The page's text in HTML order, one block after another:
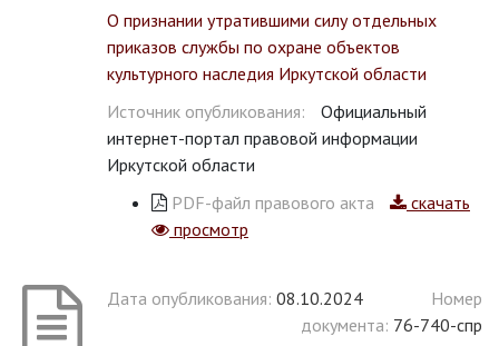
О признании утратившими силу отдельных
приказов службы по охране объектов
культурного наследия Иркутской области
Источник опубликования:
Официальный
интернет-портал правовой информации
Иркутской области
PDF-файл правового акта
скачать
просмотр
Дата опубликования: 08.10.2024
Номер
документа: 76-740-спр